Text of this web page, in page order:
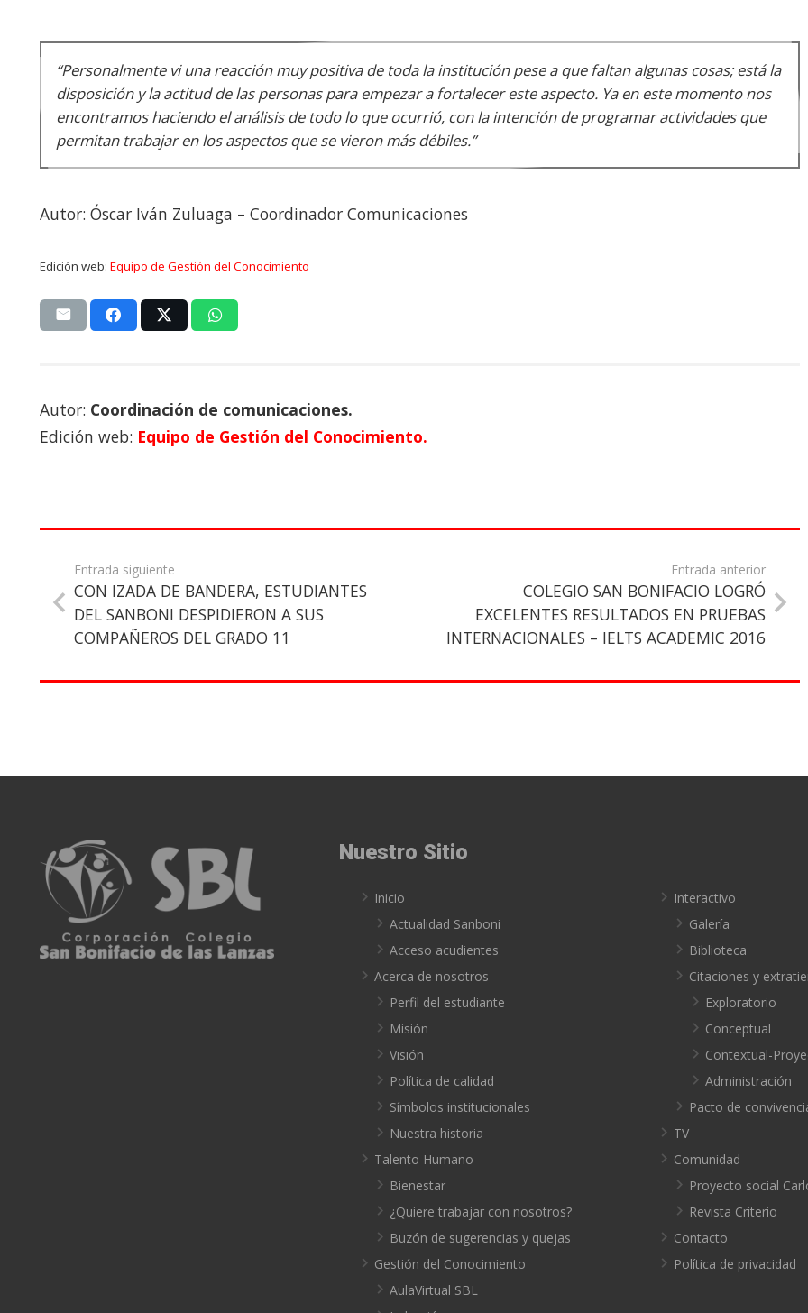
“Personalmente vi una reacción muy positiva de toda la institución pese a que faltan algunas cosas; está la
disposición y la actitud de las personas para empezar a fortalecer este aspecto. Ya en este momento nos
encontramos haciendo el análisis de todo lo que ocurrió, con la intención de programar actividades que
permitan trabajar en los aspectos que se vieron más débiles.”
Autor: Óscar Iván Zuluaga – Coordinador Comunicaciones
Edición web: Equipo de Gestión del Conocimiento
Autor: Coordinación de comunicaciones.
Edición web: Equipo de Gestión del Conocimiento.
Entrada siguiente
CON IZADA DE BANDERA, ESTUDIANTES
DEL SANBONI DESPIDIERON A SUS
COMPAÑEROS DEL GRADO 11
Entrada anterior
COLEGIO SAN BONIFACIO LOGRÓ
EXCELENTES RESULTADOS EN PRUEBAS
INTERNACIONALES – IELTS ACADEMIC 2016
Nuestro Sitio
Inicio
Actualidad Sanboni
Acceso acudientes
Acerca de nosotros
Perfil del estudiante
Misión
Visión
Política de calidad
Símbolos institucionales
Nuestra historia
Talento Humano
Bienestar
¿Quiere trabajar con nosotros?
Buzón de sugerencias y quejas
Gestión del Conocimiento
AulaVirtual SBL
Interactivo
Galería
Biblioteca
Citaciones y
Exploratorio
Conceptual
Contextual-
Administración
Pacto de
TV
Comunidad
Proyecto social
Revista Criterio
Contacto
Política de privacidad